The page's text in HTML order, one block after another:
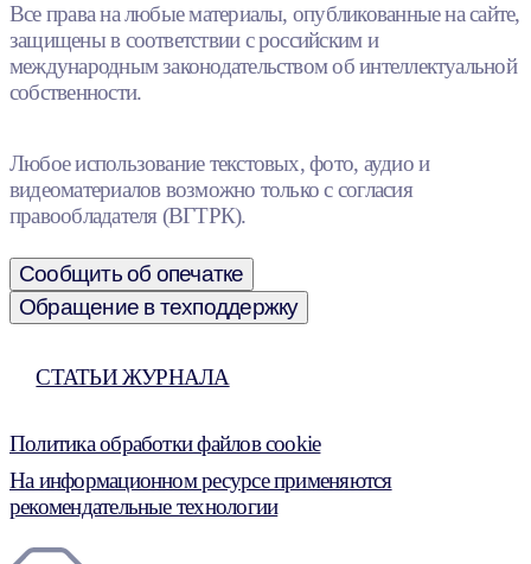
Все права на любые материалы, опубликованные на сайте,
защищены в соответствии с российским и
международным законодательством об интеллектуальной
собственности.
Любое использование текстовых, фото, аудио и
видеоматериалов возможно только с согласия
правообладателя (ВГТРК).
Сообщить об опечатке
Обращение в техподдержку
СТАТЬИ ЖУРНАЛА
Политика обработки файлов cookie
На информационном ресурсе применяются
рекомендательные технологии